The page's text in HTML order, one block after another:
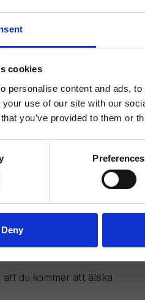
cookies
personalise content and ads,
your use of our site with our
you’ve provided to them or
Preferences
Deny
–
de riktigt bra ställena att
att du kommer att älska
Email